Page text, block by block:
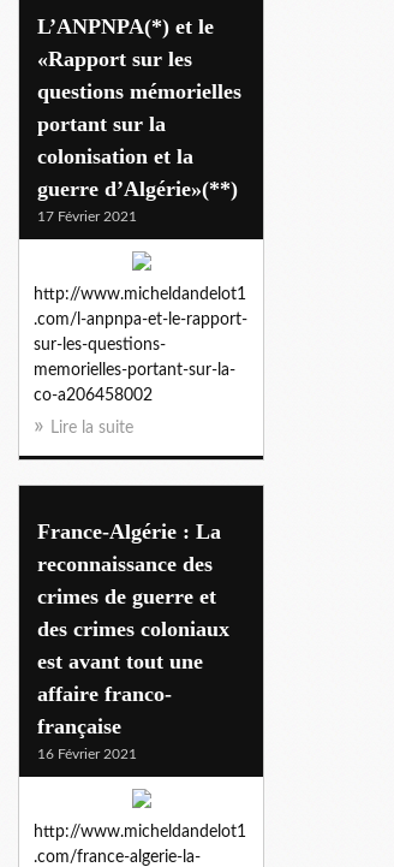
L’ANPNPA(*) et le
«Rapport sur les
questions mémorielles
portant sur la
colonisation et la
guerre d’Algérie»(**)
17 Février 2021
http://www.micheldandelot1
.com/l-anpnpa-et-le-rapport-
sur-les-questions-
memorielles-portant-sur-la-
co-a206458002
Lire la suite
France-Algérie : La
reconnaissance des
crimes de guerre et
des crimes coloniaux
est avant tout une
affaire franco-
française
16 Février 2021
http://www.micheldandelot1
.com/france-algerie-la-